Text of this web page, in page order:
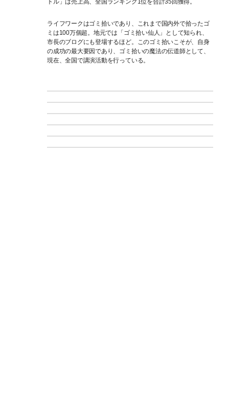
トル」は売上高、全国ランキング1位を合計35回獲得。
ライフワークはゴミ拾いであり、これまで国内外で拾ったゴ
ミは100万個超。地元では「ゴミ拾い仙人」として知られ、
市長のブログにも登場するほど。このゴミ拾いこそが、自身
の成功の最大要因であり、ゴミ拾いの魔法の伝道師として、
現在、全国で講演活動を行っている。